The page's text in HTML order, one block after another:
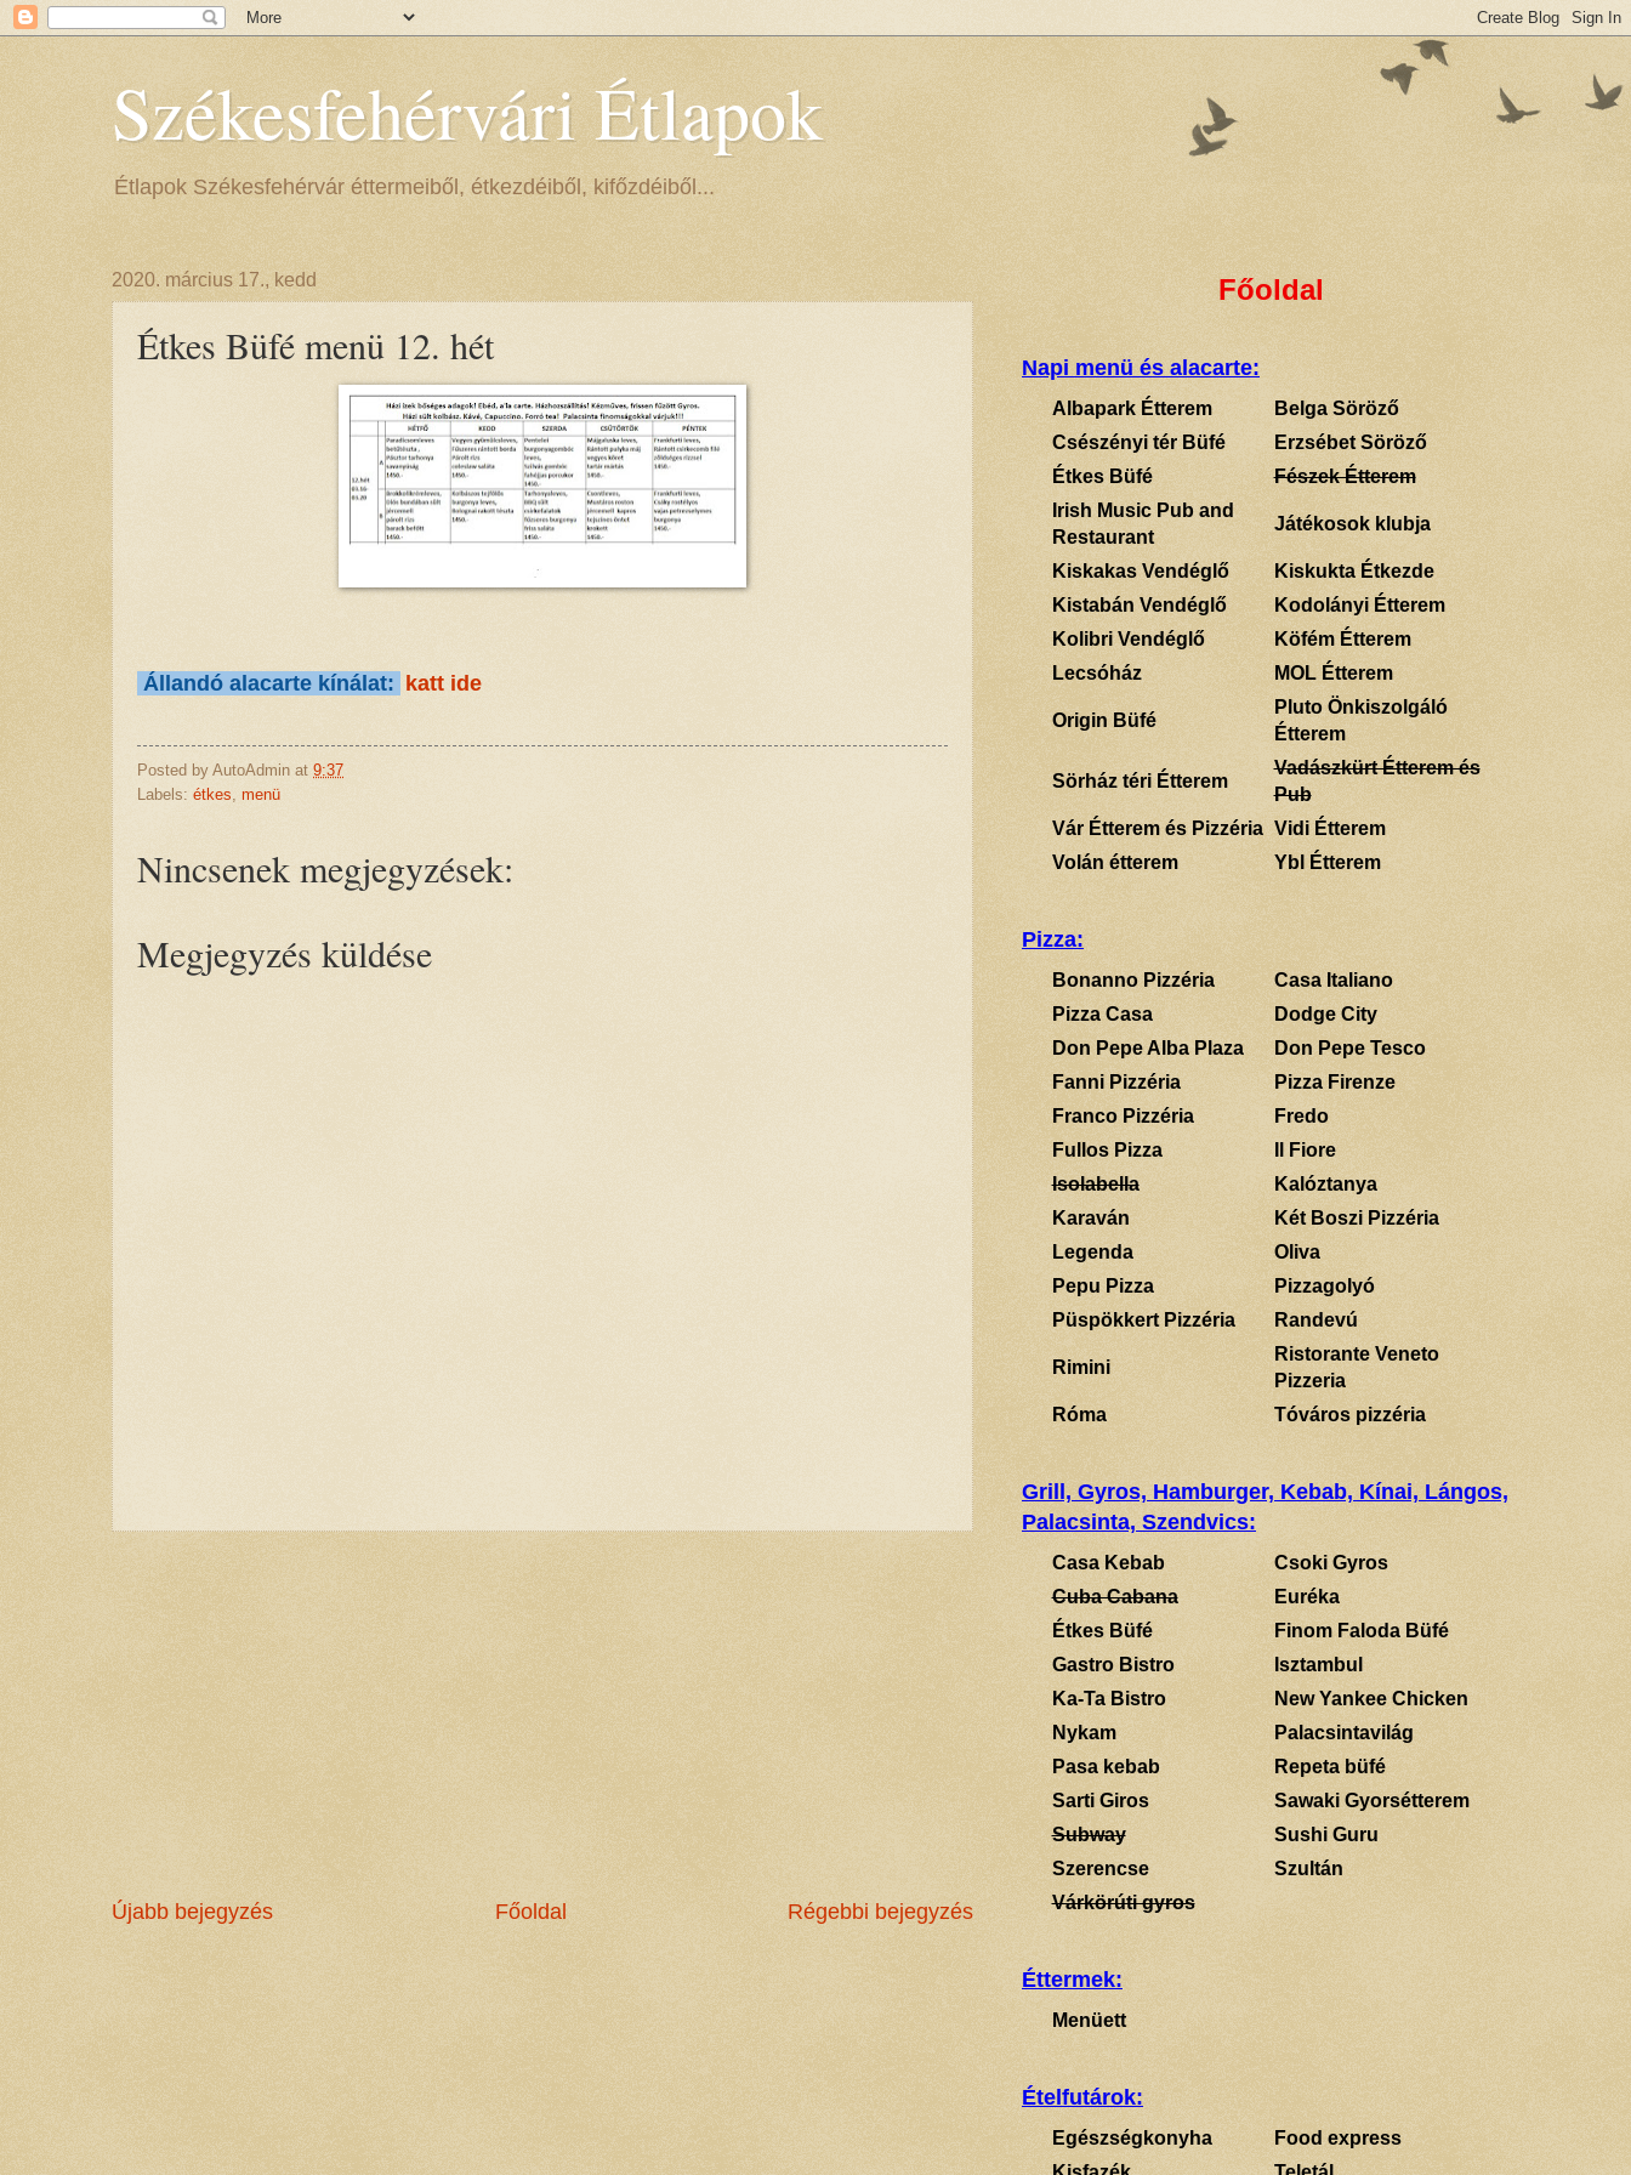
Székesfehérvári Étlapok
Étlapok Székesfehérvár éttermeiből, étkezdéiből, kifőzdéiből...
2020. március 17., kedd
Étkes Büfé menü 12. hét
Állandó alacarte kínálat: katt ide
Posted by AutoAdmin at 9:37
Labels: étkes menü
Nincsenek megjegyzések:
Megjegyzés küldése
Újabb bejegyzés Régebbi bejegyzés
Főoldal
Főoldal
Napi menü és alacarte:
Albapark Étterem
Belga Söröző
Csészényi tér Büfé
Erzsébet Söröző
Étkes Büfé
Fészek Étterem
Irish Music Pub and
Restaurant
Játékosok klubja
Kiskakas Vendéglő
Kiskukta Étkezde
Kistabán Vendéglő
Kodolányi Étterem
Kolibri Vendéglő
Köfém Étterem
Lecsóház
MOL Étterem
Origin Büfé
Pluto Önkiszolgáló
Étterem
Sörház téri Étterem
Vadászkürt Étterem és
Pub
Vár Étterem és Pizzéria Vidi Étterem
Volán étterem
Ybl Étterem
Pizza:
Bonanno Pizzéria
Casa Italiano
Pizza Casa
Dodge City
Don Pepe Alba Plaza
Don Pepe Tesco
Fanni Pizzéria
Pizza Firenze
Franco Pizzéria
Fredo
Fullos Pizza
Il Fiore
Isolabella
Kalóztanya
Karaván
Két Boszi Pizzéria
Legenda
Oliva
Pepu Pizza
Pizzagolyó
Püspökkert Pizzéria
Randevú
Rimini
Ristorante Veneto
Pizzeria
Róma
Tóváros pizzéria
Grill, Gyros, Hamburger, Kebab, Kínai, Lángos,
Palacsinta, Szendvics:
Casa Kebab
Csoki Gyros
Cuba Cabana
Euréka
Étkes Büfé
Finom Faloda Büfé
Gastro Bistro
Isztambul
Ka-Ta Bistro
New Yankee Chicken
Nykam
Palacsintavilág
Pasa kebab
Repeta büfé
Sarti Giros
Sawaki Gyorsétterem
Subway
Sushi Guru
Szerencse
Szultán
Várkörúti gyros
Éttermek:
Menüett
Ételfutárok:
Egészségkonyha
Food express